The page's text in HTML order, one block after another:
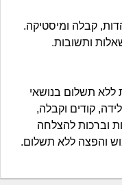
קבלה ומיסטיקה.
ותשובות.
ללא תשלום בנושאי
קודים וקבלה,
וברכות להצלחה
והפצה ללא תשלום.